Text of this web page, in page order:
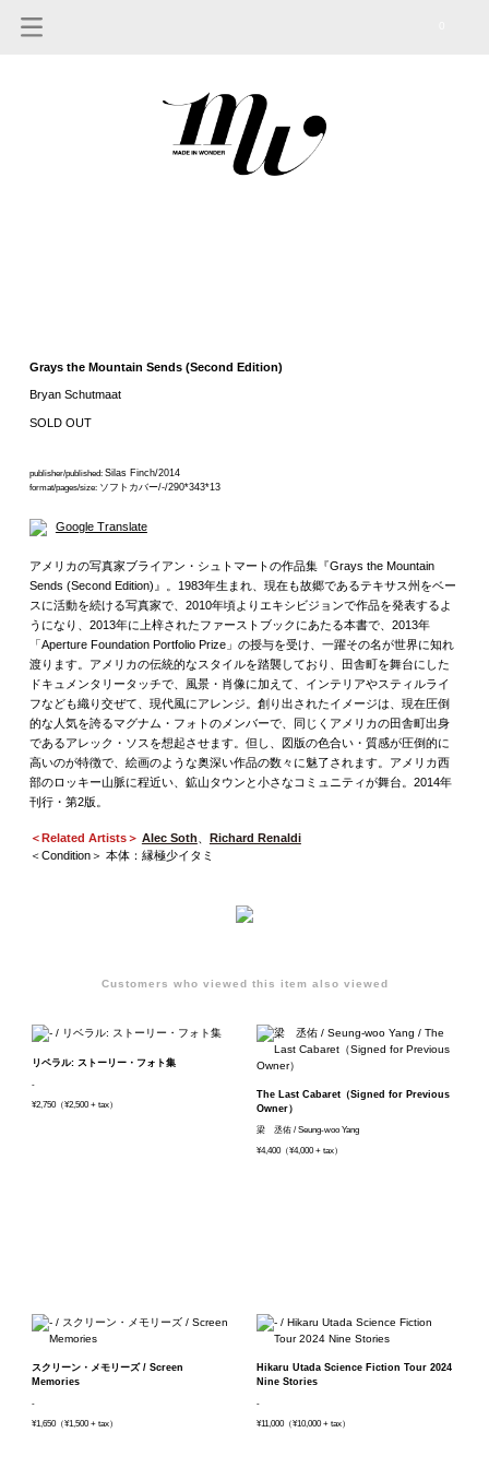
Grays the Mountain Sends (Second Edition)
Bryan Schutmaat
SOLD OUT
publisher/published: Silas Finch/2014
format/pages/size: ソフトカバー/-/290*343*13
Google Translate
アメリカの写真家ブライアン・シュトマートの作品集『Grays the Mountain
Sends (Second Edition)』。1983年生まれ、現在も故郷であるテキサス州をベー
スに活動を続ける写真家で、2010年頃よりエキシビジョンで作品を発表するよ
うになり、2013年に上梓されたファーストブックにあたる本書で、2013年
「Aperture Foundation Portfolio Prize」の授与を受け、一躍その名が世界に知れ
渡ります。アメリカの伝統的なスタイルを踏襲しており、田舎町を舞台にした
ドキュメンタリータッチで、風景・肖像に加えて、インテリアやスティルライ
フなども織り交ぜて、現代風にアレンジ。創り出されたイメージは、現在圧倒
的な人気を誇るマグナム・フォトのメンバーで、同じくアメリカの田舎町出身
であるアレック・ソスを想起させます。但し、図版の色合い・質感が圧倒的に
高いのが特徴で、絵画のような奥深い作品の数々に魅了されます。アメリカ西
部のロッキー山脈に程近い、鉱山タウンと小さなコミュニティが舞台。2014年
刊行・第2版。
＜Related Artists＞ Alec Soth
Richard Renaldi
＜Condition＞ 本体：縁極少イタミ
Customers who viewed this item also viewed
リベラル: ストーリー・フォト集
-
¥2,750（¥2,500 + tax）
The Last Cabaret（Signed for Previous
Owner）
梁 丞佑 / Seung-woo Yang
¥4,400（¥4,000 + tax）
スクリーン・メモリーズ / Screen
Memories
-
¥1,650（¥1,500 + tax）
Hikaru Utada Science Fiction Tour 2024
Nine Stories
-
¥11,000（¥10,000 + tax）